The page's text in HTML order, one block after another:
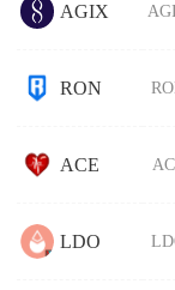
AGIX
RON
ACE
LDO